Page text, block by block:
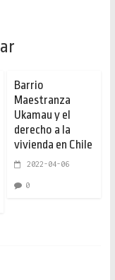
Barrio
Maestranza
Ukamau y el
derecho a la
vivienda en Chile
2022-04-06
0